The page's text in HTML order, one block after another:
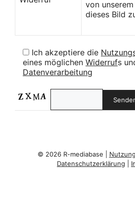
von
dieses Bild
Ich akzeptiere die
eines möglichen Widerrufs
Datenverarbeitung
© 2026 R-mediabase |
Datenschutzerklärung